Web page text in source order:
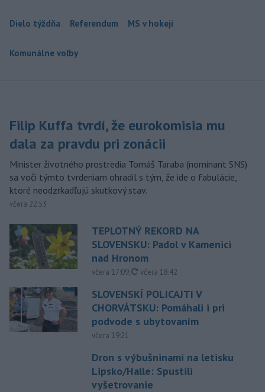
Dielo týždňa Referendum MS v hokeji
Komunálne voľby
Filip Kuffa tvrdí, že eurokomisia mu
dala za pravdu pri zonácii
Minister životného prostredia Tomáš Taraba (nominant SNS)
sa voči týmto tvrdeniam ohradil s tým, že ide o fabulácie,
ktoré neodzrkadľujú skutkový stav.
včera 22:53
TEPLOTNÝ REKORD NA
SLOVENSKU: Padol v Kamenici
nad Hronom
včera 17:09, aktualizované
včera 18:42
SLOVENSKÍ POLICAJTI V
CHORVÁTSKU: Pomáhali i pri
podvode s ubytovaním
včera 19:21
Dron s výbušninami na letisku
Lipsko/Halle: Spustili
vyšetrovanie